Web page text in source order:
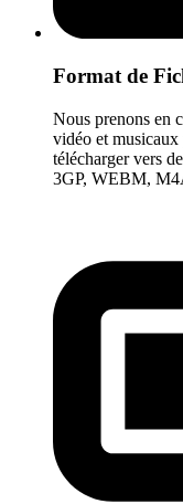
Format de
Nous prenons en
vidéo et
télécharger vers
3GP, WEBM,